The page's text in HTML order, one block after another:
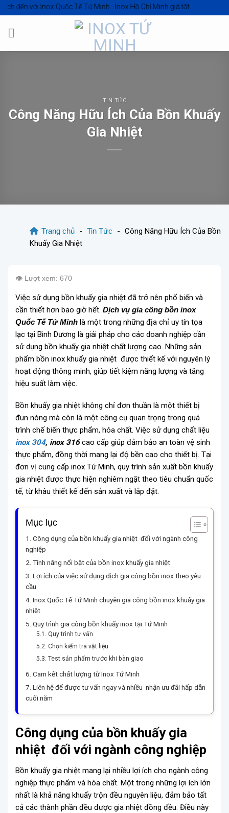
Skip
to
content
vớiInox Quốc Tế Tứ Minh - Inox Hồ Chí Minh giá tốt
TIN TỨC
Công Năng Hữu Ích Của Bồn Khuấy
Gia Nhiệt
Trang chủ - Tin Tức - Công Năng Hữu Ích Của Bồn
Khuấy Gia Nhiệt
👁️ Lượt xem: 670
Việc sử dụng bồn khuấy gia nhiệt đã trở nên phổ biến và
cần thiết hơn bao giờ hết. Dịch vụ gia công bồn inox
Quốc Tế Tứ Minh là một trong những địa chỉ uy tín tọa
lạc tại Bình Dương là giải pháp cho các doanh nghiệp cần
sử dụng bồn khuấy gia nhiệt chất lượng cao. Những sản
phẩm bồn inox khuấy gia nhiệt được thiết kế với nguyên lý
hoạt động thông minh, giúp tiết kiệm năng lượng và tăng
hiệu suất làm việc.
Bồn khuấy gia nhiệt không chỉ đơn thuần là một thiết bị
đun nóng mà còn là một công cụ quan trọng trong quá
trình chế biến thực phẩm, hóa chất. Việc sử dụng chất liệu
inox 304, inox 316 cao cấp giúp đảm bảo an toàn vệ sinh
thực phẩm, đồng thời mang lại độ bền cao cho thiết bị. Tại
đơn vị cung cấp inox Tứ Minh, quy trình sản xuất bồn khuấy
gia nhiệt được thực hiện nghiêm ngặt theo tiêu chuẩn quốc
tế, từ khâu thiết kế đến sản xuất và lắp đặt.
Mục lục
Công dụng của bồn khuấy gia nhiệt đối với ngành công
nghiệp
Tính năng nổi bật của bồn inox khuấy gia nhiệt
Lợi ích của việc sử dụng dịch gia công bồn inox theo yêu
cầu
Inox Quốc Tế Tứ Minh chuyên gia công bồn inox khuấy gia
nhiệt
Quy trình gia công bồn khuấy inox tại Tứ Minh
Quy trình tư vấn
Chọn kiểm tra vật liệu
Test sản phẩm trước khi bàn giao
Cam kết chất lượng từ Inox Tứ Minh
Liên hệ để được tư vấn ngay và nhiều nhận ưu đãi hấp dẫn
cuối năm
Công dụng của bồn khuấy gia
nhiệt đối với ngành công nghiệp
Bồn khuấy gia nhiệt mang lại nhiều lợi ích cho ngành công
nghiệp thực phẩm và hóa chất. Một trong những lợi ích lớn
nhất là khả năng khuấy trộn đều nguyên liệu, đảm bảo tất
cả các thành phần đều được gia nhiệt đồng đều. Điều này